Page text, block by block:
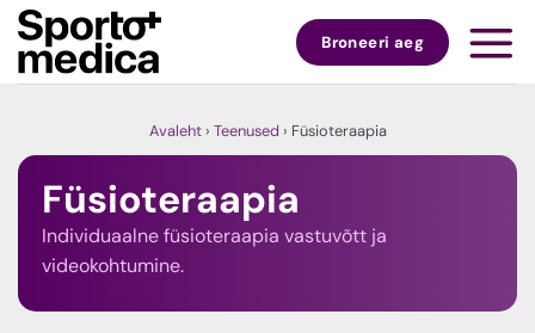
Skip
content
Broneeri aeg
Avaleht › Teenused › Füsioteraapia
Füsioteraapia
Individuaalne füsioteraapia vastuvõtt ja
videokohtumine.